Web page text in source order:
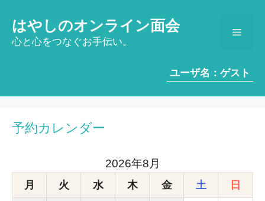
ス
はやしのオンライン面会
心と心をつなぐお手伝い。
メ
ニ
ユーザ名：ゲスト
予約カレンダー
2026年8月
月 火 水 木 金 土 日